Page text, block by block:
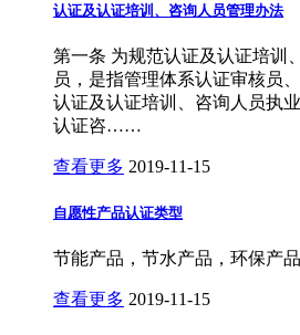
认证及认证培训、咨询人员管理办法
第一条 为规范认证及认证培训
员，是指管理体系认证审核员
认证及认证培训、咨询人员执
认证咨……
查看更多 2019-11-15
自愿性产品认证类型
节能产品，节水产品，环保产
查看更多 2019-11-15